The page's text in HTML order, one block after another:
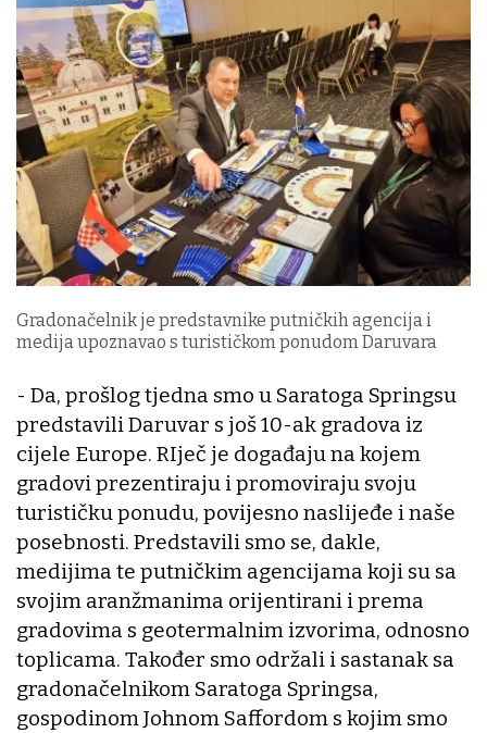
Gradonačelnik je predstavnike putničkih agencija i
medija upoznavao s turističkom ponudom Daruvara
- Da, prošlog tjedna smo u Saratoga Springsu
predstavili Daruvar s još 10-ak gradova iz
cijele Europe. RIječ je događaju na kojem
gradovi prezentiraju i promoviraju svoju
turističku ponudu, povijesno naslijeđe i naše
posebnosti. Predstavili smo se, dakle,
medijima te putničkim agencijama koji su sa
svojim aranžmanima orijentirani i prema
gradovima s geotermalnim izvorima, odnosno
toplicama. Također smo održali i sastanak sa
gradonačelnikom Saratoga Springsa,
gospodinom Johnom Saffordom s kojim smo